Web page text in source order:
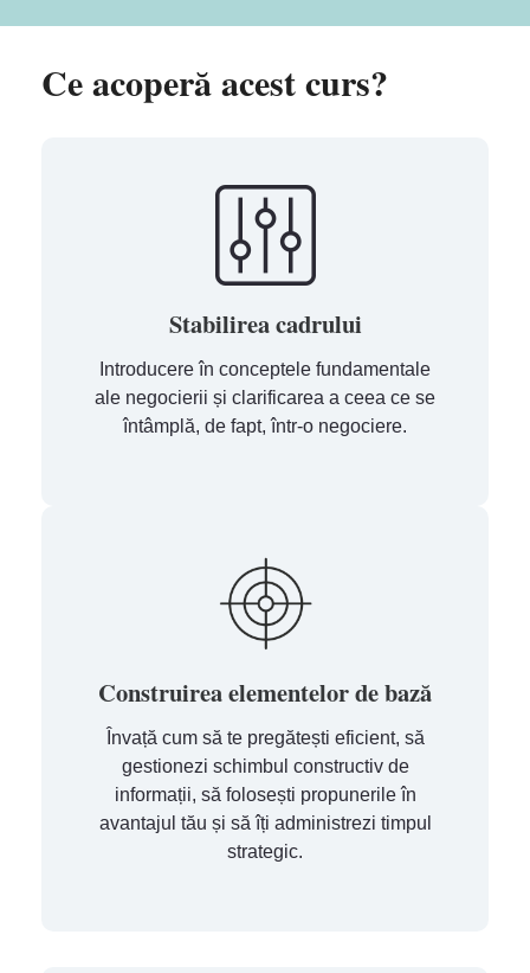
Ce acoperă acest curs?
Stabilirea cadrului
Introducere în conceptele fundamentale
ale negocierii și clarificarea a ceea ce se
întâmplă, de fapt, într-o negociere.
Construirea elementelor de bază
Învață cum să te pregătești eficient, să
gestionezi schimbul constructiv de
informații, să folosești propunerile în
avantajul tău și să îți administrezi timpul
strategic.